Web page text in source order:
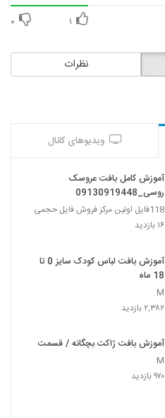
۱ ۰
نظرات
ویدیوهای کانال
آموزش کامل بافت عروسک
روسی_09130919448
118فایل اولین مرکز فروش فایل حجمی
۱۶ بازدید
آموزش بافت لباس کودک سایز 0 تا
18 ماه
M
۲,۳۸۲ بازدید
آموزش بافت ژاکت بچگانه / قسمت 2
M
۹۷۰ بازدید